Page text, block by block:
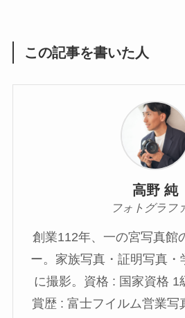
この記事を書いた人
高野 純
フォトグラフ
創業112年、一の宮写真館
ー。家族写真・証明写真・
に撮影。資格 : 国家資格 1
賞歴 : 富士フイルム営業写